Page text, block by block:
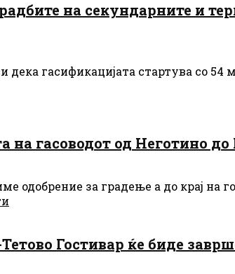
на секундарните и
дека гасификацијата стартува со
на гасоводот од Неготино до
одобрение за градење а до крај
Гостивар ќе биде